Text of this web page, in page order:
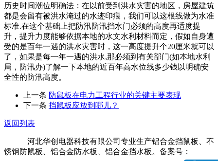
历史时间潮位明确法：在以前受到洪水灾害的地区，房屋建筑
都是会留有被洪水淹过的水迹印痕，我们可以这根线做为水准
标准.在这个基础上把防汛防汛挡水门必须的高度再适度提
升，提升力度能够依据本地的水文水利材料而定，假如自身遭
受的是百年一遇的洪水灾害时，这一高度提升个20厘米就可以
了，如果是每一年一遇的洪水,那必须到有关部门(如本地水利
局，防汛办)了解一下本地的近百年高水位线多少钱以明确安
全性的防汛高度。
上一条 防鼠板在电力工程行业的关键主要表现
下一条 挡鼠板应放到哪儿？
返回列表
河北华创电器科技有限公司专业生产铝合金挡鼠板、不
锈钢防鼠板、铝合金防水板、铝合金挡水板。备案号：